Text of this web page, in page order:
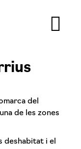
del
de les zones
deshabitat i el